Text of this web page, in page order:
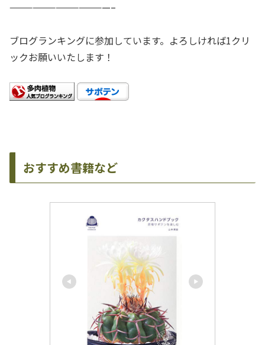
—————————————–
ブログランキングに参加しています。よろしければ1クリ
ックお願いいたします！
おすすめ書籍など